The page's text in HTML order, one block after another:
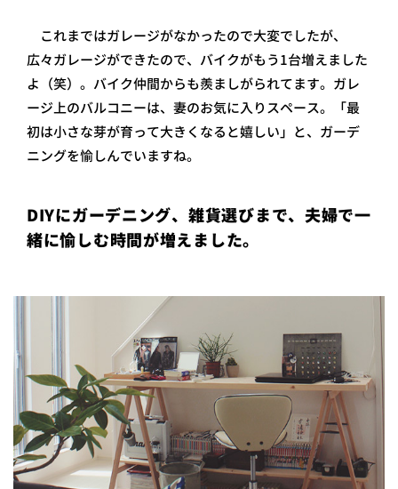
これまではガレージがなかったので大変でしたが、
広々ガレージができたので、バイクがもう1台増えました
よ（笑）。バイク仲間からも羨ましがられてます。ガレ
ージ上のバルコニーは、妻のお気に入りスペース。「最
初は小さな芽が育って大きくなると嬉しい」と、ガーデ
ニングを愉しんでいますね。
DIYにガーデニング、雑貨選びまで、夫婦で一
緒に愉しむ時間が増えました。